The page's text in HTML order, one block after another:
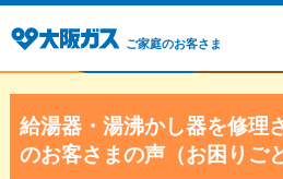
ご家庭のお客さま
給湯器・湯沸かし器を修理
のお客さまの声（お困りご